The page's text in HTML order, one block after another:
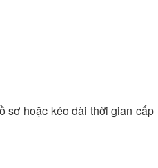
sơ hoặc kéo dài thời gian cấp